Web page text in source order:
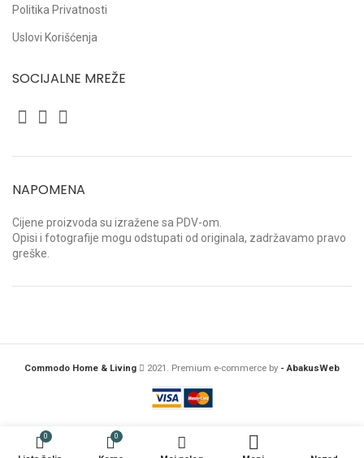
Politika Privatnosti
Uslovi Korišćenja
SOCIJALNE MREŽE
NAPOMENA
Cijene proizvoda su izražene sa PDV-om.
Opisi i fotografije mogu odstupati od originala, zadržavamo pravo
greške.
Commodo Home & Living 2021. Premium e-commerce by - AbakusWeb
0 0